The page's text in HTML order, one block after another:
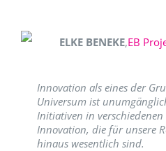
ELKE BENEKE,EB
Innovation als eines der
Universum ist
Initiativen in verschiedenen
Innovation, die für unsere
hinaus wesentlich sind.